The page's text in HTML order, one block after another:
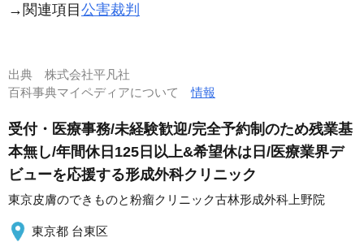
→関連項目公害裁判
出典 株式会社平凡社
百科事典マイペディアについて情報
受付・医療事務/未経験歓迎/完全予約制のため残業基
本無し/年間休日125日以上&希望休は日/医療業界デ
ビューを応援する形成外科クリニック
東京皮膚のできものと粉瘤クリニック古林形成外科上野院
東京都 台東区